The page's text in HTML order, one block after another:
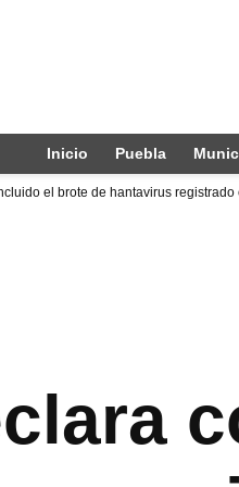
Inicio Puebla
el brote de hantavirus